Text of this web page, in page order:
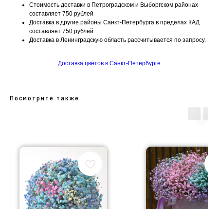
Стоимость доставки в Петроградском и Выборгском районах
составляет 750 рублей
Доставка в другие районы Санкт-Петербурга в пределах КАД
составляет 750 рублей
Доставка в Ленинградскую область рассчитывается по запросу.
Доставка цветов в Санкт-Петербурге
Посмотрите также